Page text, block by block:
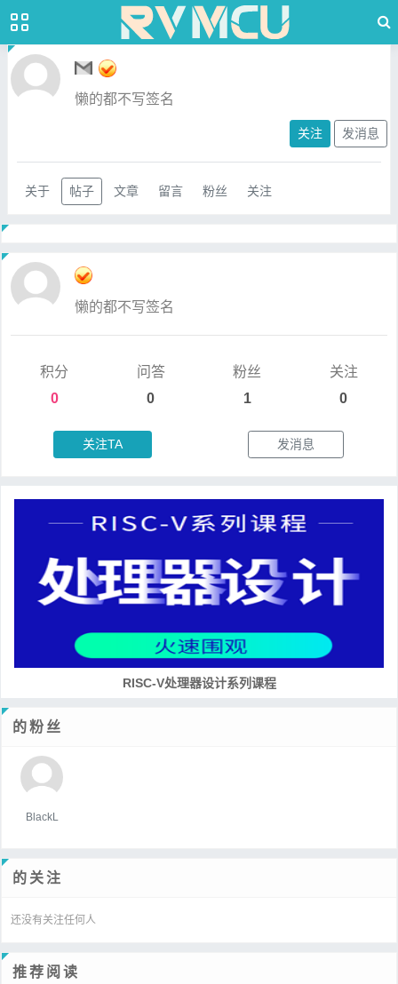
懒的都不写签名
关注 发消息
关于 帖子 文章 留言 粉丝 关注
懒的都不写签名
积分
0
问答
0
粉丝
1
关注
0
关注TA 发消息
RISC-V处理器设计系列课程
的粉丝
BlackL
的关注
还没有关注任何人
推荐阅读